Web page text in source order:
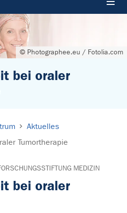
© Photographee.eu / Fotolia.com
bei oraler
Aktuelles
Tumortherapie
MEDIZIN
bei oraler